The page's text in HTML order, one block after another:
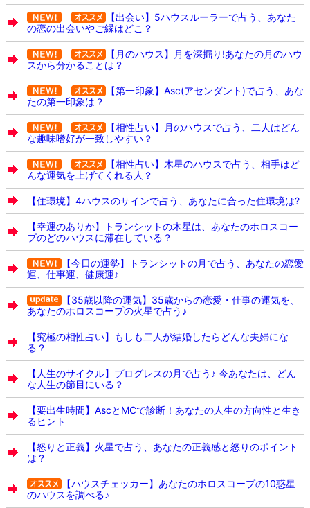
【出会い】5ハウスルーラーで占う、あなた
の恋の出会いやご縁はどこ？
【月のハウス】月を深掘り!あなたの月のハウ
スから分かることは？
【第一印象】Asc(アセンダント)で占う、あな
たの第一印象は？
【相性占い】月のハウスで占う、二人はどん
な趣味嗜好が一致しやすい？
【相性占い】木星のハウスで占う、相手はど
んな運気を上げてくれる人？
【住環境】4ハウスのサインで占う、あなたに合った住環境は?
【幸運のありか】トランシットの木星は、あなたのホロスコー
プのどのハウスに滞在している？
【今日の運勢】トランシットの月で占う、あなたの恋愛
運、仕事運、健康運♪
【35歳以降の運気】35歳からの恋愛・仕事の運気を、
あなたのホロスコープの火星で占う♪
【究極の相性占い】もしも二人が結婚したらどんな夫婦にな
る？
【人生のサイクル】プログレスの月で占う♪ 今あなたは、どん
な人生の節目にいる？
【要出生時間】AscとMCで診断！あなたの人生の方向性と生き
るヒント
【怒りと正義】火星で占う、あなたの正義感と怒りのポイント
は？
【ハウスチェッカー】あなたのホロスコープの10惑星
のハウスを調べる♪